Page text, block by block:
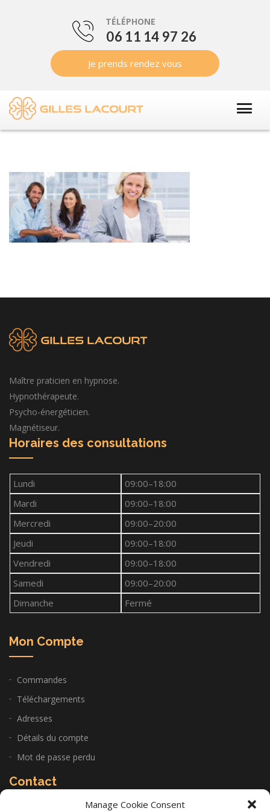
Manage Cookie Consent
TÉLÉPHONE
06 11 14 97 26
Je prends rendez vous
Maître praticien en hypnose.
Hypnothérapeute.
Psycho-énergéticien.
Magnétiseur.
Horaires des consultations
Lundi
09:00–18:00
Mardi
09:00–18:00
Mercredi
09:00–20:00
Jeudi
09:00–18:00
Vendredi
09:00–18:00
Samedi
09:00–20:00
Dimanche
Fermé
Mon Compte
Commandes
Téléchargements
Adresses
Détails du compte
Mot de passe perdu
Contact